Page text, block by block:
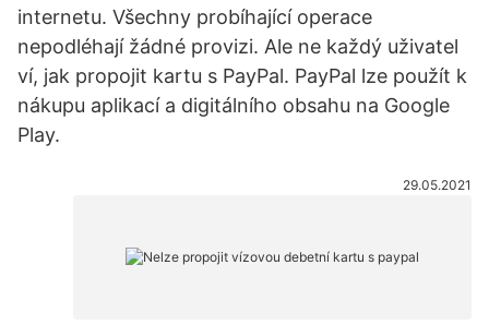
internetu. Všechny probíhající operace
nepodléhají žádné provizi. Ale ne každý uživatel
ví, jak propojit kartu s PayPal. PayPal lze použít k
nákupu aplikací a digitálního obsahu na Google
Play.
29.05.2021